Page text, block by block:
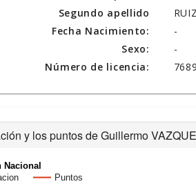
Segundo apellido
Fecha Nacimiento:
Sexo:
Número de licencia:
RUIZ
-
-
y los puntos de Guillermo
Puntos